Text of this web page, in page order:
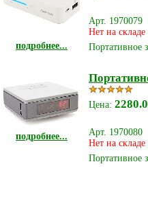
подробнее...
Арт. 1970079
Нет на складе
Портативное
подробнее...
Цена:
Арт. 1970080
Нет на складе
Портативное